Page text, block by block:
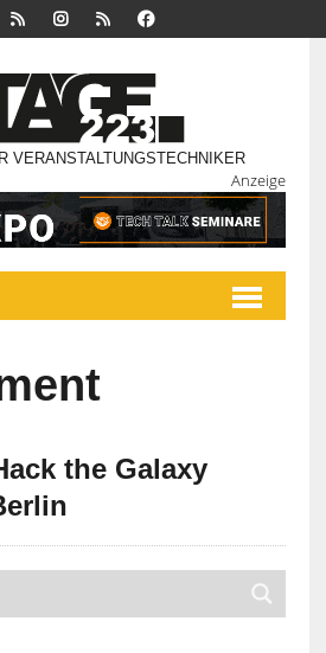
VERANSTALTUNGSTECHNIKER
Anzeige
the Galaxy